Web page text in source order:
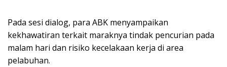
Pada sesi dialog, para ABK menyampaikan
kekhawatiran terkait maraknya tindak pencurian pada
malam hari dan risiko kecelakaan kerja di area
pelabuhan.